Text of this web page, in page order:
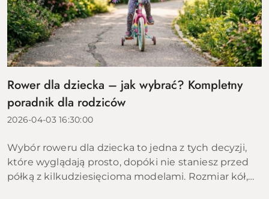
Rower dla dziecka – jak wybrać? Kompletny
poradnik dla rodziców
2026-04-03 16:30:00
Wybór roweru dla dziecka to jedna z tych decyzji,
które wyglądają prosto, dopóki nie staniesz przed
półką z kilkudziesięcioma modelami. Rozmiar kół,